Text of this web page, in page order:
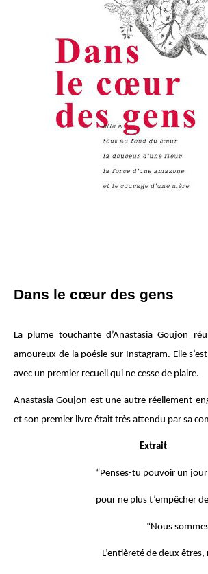
Dans le cœur des gens
La plume touchante d’Anastasia Goujon
amoureux de la poésie sur Instagram. Elle
avec un premier recueil qui ne cesse de plaire.
Anastasia Goujon est une autre réellement
et son premier livre était très attendu par sa
Extrait
“Penses-tu pouvoir un
pour ne plus t’empêcher
“Nous
L’entièreté de deux êtres,